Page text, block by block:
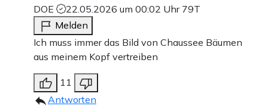
DOE
22.05.2026 um 00:02 Uhr 79T
Melden
Ich muss immer das Bild von Chaussee Bäumen
aus meinem Kopf vertreiben
11
Antworten